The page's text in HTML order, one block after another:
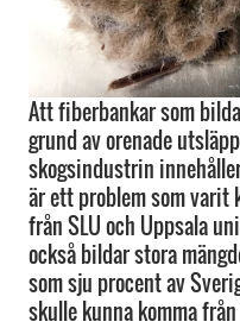
Att fiberbankar som
grund av orenade
skogsindustrin
är ett problem som varit
från SLU och Uppsala
också bildar stora
som sju procent av
skulle kunna komma